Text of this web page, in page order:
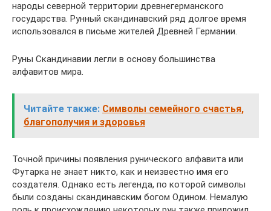
народы северной территории древнегерманского
государства. Рунный скандинавский ряд долгое время
использовался в письме жителей Древней Германии.
Руны Скандинавии легли в основу большинства
алфавитов мира.
Читайте также: Символы семейного счастья,
благополучия и здоровья
Точной причины появления рунического алфавита или
Футарка не знает никто, как и неизвестно имя его
создателя. Однако есть легенда, по которой символы
были созданы скандинавским богом Одином. Немалую